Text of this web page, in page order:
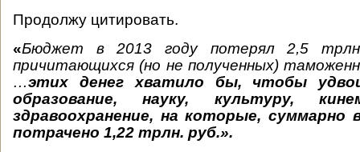
Продолжу цитировать.
«Бюджет в 2013 году потерял 2,5
причитающихся (но не полученных)
…этих денег хватило бы, чтобы
образование, науку, культуру,
здравоохранение, на которые, суммарно
потрачено 1,22 трлн. руб.».